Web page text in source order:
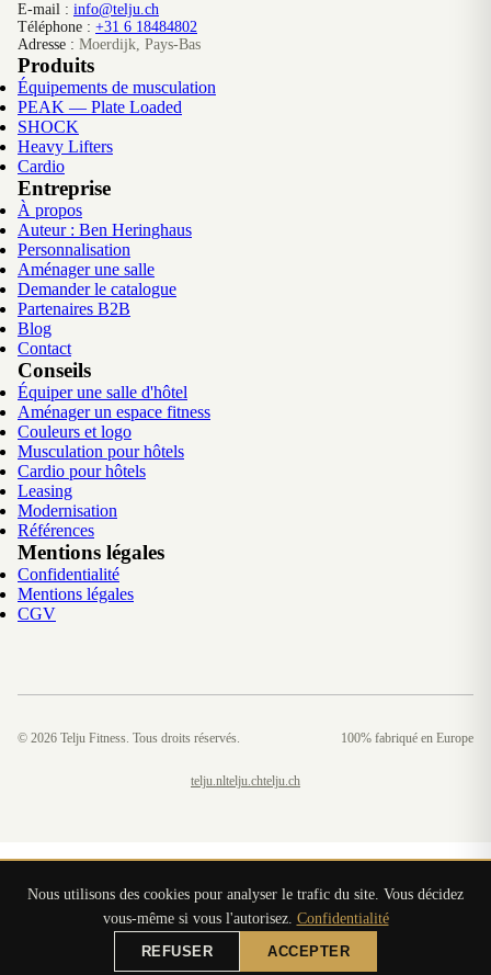
E-mail : info@telju.ch
Téléphone : +31 6 18484802
Adresse : Moerdijk, Pays-Bas
Produits
Équipements de musculation
PEAK — Plate Loaded
SHOCK
Heavy Lifters
Cardio
Entreprise
À propos
Auteur : Ben Heringhaus
Personnalisation
Aménager une salle
Demander le catalogue
Partenaires B2B
Blog
Contact
Conseils
Équiper une salle d'hôtel
Aménager un espace fitness
Couleurs et logo
Musculation pour hôtels
Cardio pour hôtels
Leasing
Modernisation
Références
Mentions légales
Confidentialité
Mentions légales
CGV
© 2026 Telju Fitness. Tous droits réservés. 100% fabriqué en Europe
telju.nltelju.chtelju.ch
DEMANDER UNE OFFRE
Nous utilisons des cookies pour analyser le trafic du site. Vous décidez
vous-même si vous l'autorisez. Confidentialité
REFUSER
ACCEPTER